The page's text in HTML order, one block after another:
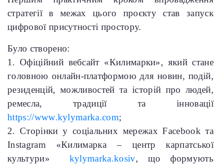
стратегії в межах цього проєкту став запуск
цифрової присутності простору.
Було створено:
1. Офіційний вебсайт «Килимарки», який стане
головною онлайн-платформою для новин, подій,
резиденцій, можливостей та історій про людей,
ремесла, традиції та інновації
https://www.kylymarka.com;
2. Сторінки у соціальних мережах Facebook та
Instagram «Килимарка – центр карпатської
культури» kylymarka.kosiv, що формують